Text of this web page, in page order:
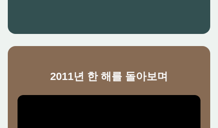
2011년 한 해를 돌아보며